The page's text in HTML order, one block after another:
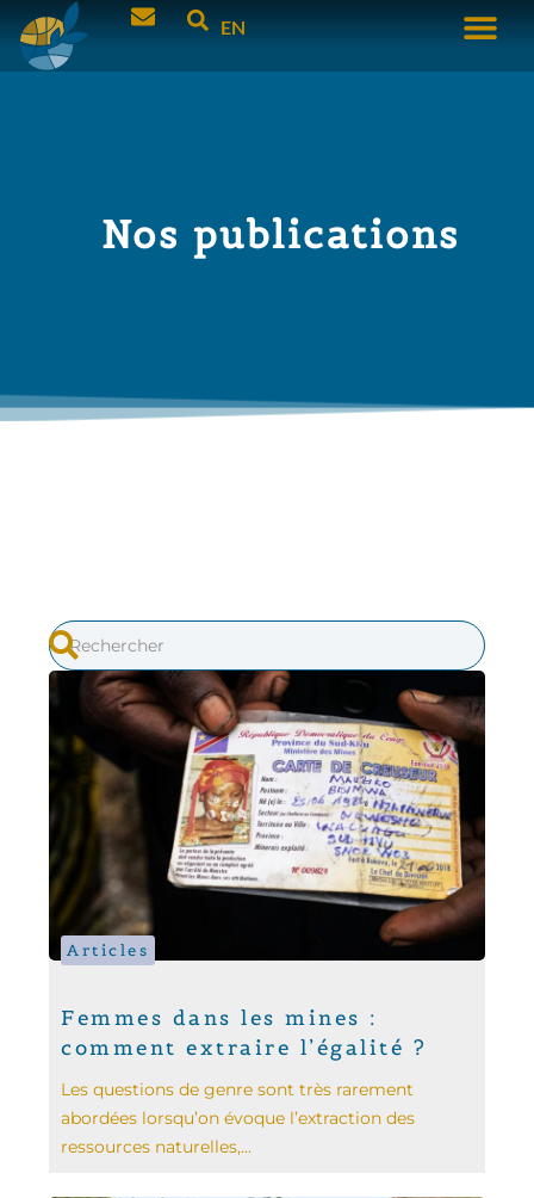
EN
Nos publications
Articles
Femmes dans les mines :
comment extraire l’égalité ?
Les questions de genre sont très rarement
abordées lorsqu’on évoque l’extraction des
ressources naturelles,...